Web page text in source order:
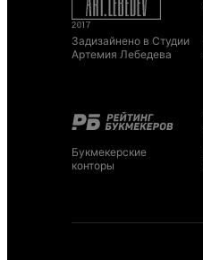
Задизайнено в Студии
Артемия Лебедева
Букмекерские
конторы